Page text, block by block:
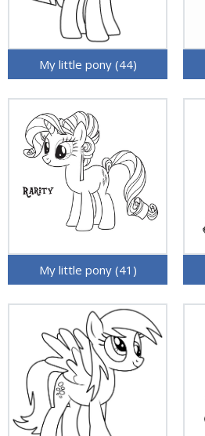
My little pony (44)
My little pony (41)